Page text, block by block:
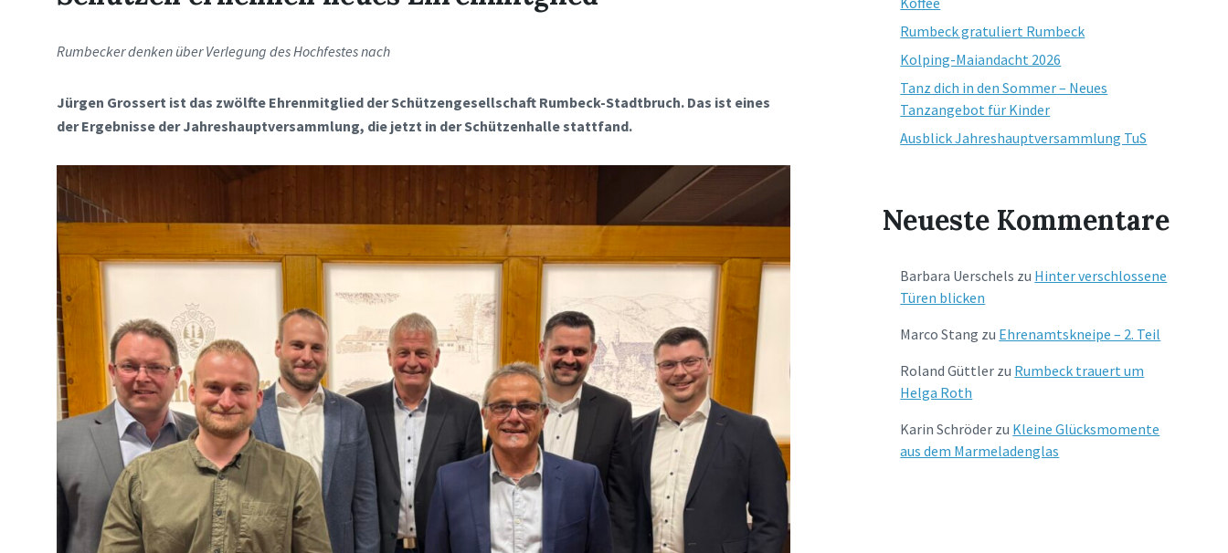
Rumbecker denken über Verlegung des Hochfestes nach
Jürgen Grossert ist das zwölfte Ehrenmitglied der Schützengesellschaft Rumbeck-Stadtbruch. Das ist eines
der Ergebnisse der Jahreshauptversammlung, die jetzt in der Schützenhalle stattfand.
Rumbeck gratuliert Rumbeck
Kolping-Maiandacht 2026
Tanz dich in den Sommer – Neues
Tanzangebot für Kinder
Ausblick Jahreshauptversammlung TuS
Neueste Kommentare
Barbara Uerschels zu Hinter verschlossene
Türen blicken
Marco Stang zu Ehrenamtskneipe – 2. Teil
Roland Güttler zu Rumbeck trauert um
Helga Roth
Karin Schröder zu Kleine Glücksmomente
aus dem Marmeladenglas